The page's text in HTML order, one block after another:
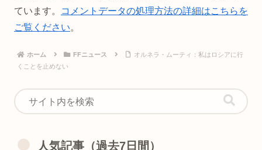
ています。
コメントデータの処理方法の詳細はこちらを
ご覧ください。
ホーム FFニュース
オルネラ・ムーティ：私はロシアに行
くことを止めない
人気記事（過去7日間）